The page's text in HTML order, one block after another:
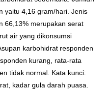
yaitu 4,16 gram/hari. Jenis
66,13% merupakan serat
air yang dikonsumsi
karbohidrat responden
kurang, rata-rata
tidak normal. Kata kunci:
kadar gula darah puasa.